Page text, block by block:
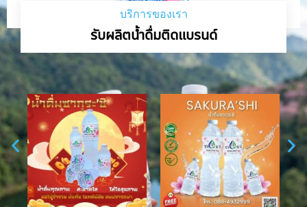
บริการของเรา
รับผลิตน้ำดื่มติดแบรนด์